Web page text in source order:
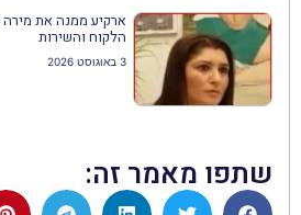
ארקיע ממנה את מירה
הלקוח והשירות
3 באוגוסט 2026
שתפו מאמר זה: